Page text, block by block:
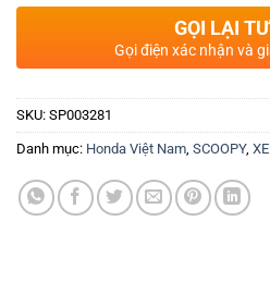
GỌI LẠI
Gọi điện xác nhận và
SKU: SP003281
Danh mục: Honda Việt Nam, SCOOPY,